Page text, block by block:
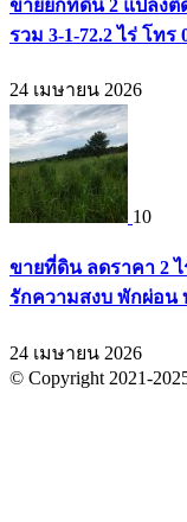
ขายยกที่ดิน 2 แปลงติ
รวม 3-1-72.2 ไร่ โทร
24 เมษายน 2026
10
ขายที่ดิน ลดราคา 2
รักความสงบ พักผ่อน
24 เมษายน 2026
© Copyright 2021-